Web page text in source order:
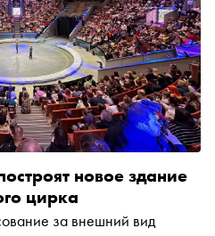
новое здание
цирка
за внешний вид